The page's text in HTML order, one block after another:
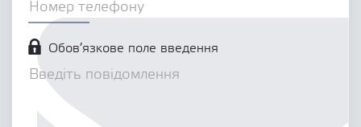
Обов’язкове поле введення